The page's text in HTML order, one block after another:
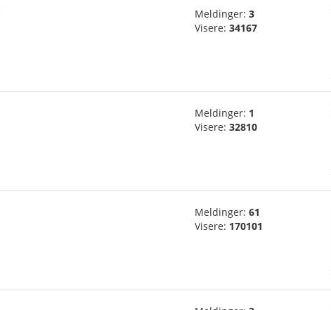
Meldinger: 3
Visere: 34167
Meldinger: 1
Visere: 32810
Meldinger: 61
Visere: 170101